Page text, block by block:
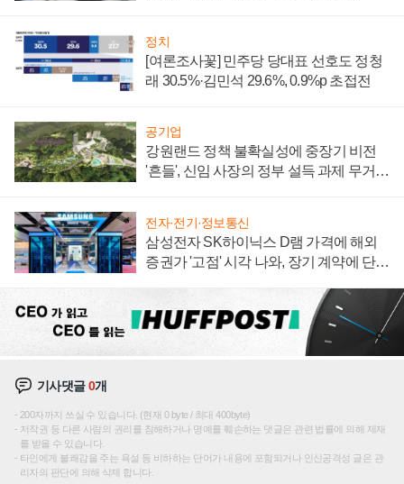
정치
[여론조사꽃] 민주당 당대표 선호도 정청
래 30.5%·김민석 29.6%, 0.9%p 초접전
공기업
강원랜드 정책 불확실성에 중장기 비전
'흔들', 신임 사장의 정부 설득 과제 무거워
전자·전기·정보통신
삼성전자 SK하이닉스 D램 가격에 해외
증권가 '고점' 시각 나와, 장기 계약에 단점
기사댓글0개
200자까지 쓰실 수 있습니다. (현재 0 byte / 최대 400byte)
저작권 등 다른 사람의 권리를 침해하거나 명예를 훼손하는 댓글은 관련 법률에 의해 제재
를 받을 수 있습니다.
타인에게 불쾌감을 주는 욕설 등 비하하는 단어가 내용에 포함되거나 인신공격성 글은 관
리자의 판단에 의해 삭제 합니다.